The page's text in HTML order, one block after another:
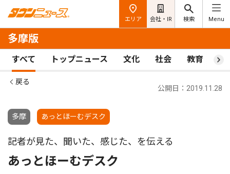
エリア 会社・IR 検索 Menu
多摩版
すべて トップニュース 文化 社会 教育 ス
戻る
多摩 あっとほーむデスク
公開日：2019.11.28
記者が見た、聞いた、感じた、を伝える
あっとほーむデスク